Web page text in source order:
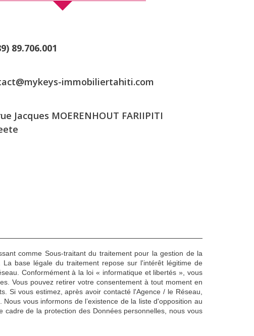
89.706.001
immobiliertahiti.com
Jacques MOERENHOUT FARIIPITI
comme Sous-traitant du traitement pour la gestion de la
base légale du traitement repose sur l'intérêt légitime de
Conformément à la loi « informatique et libertés », vous
Vous pouvez retirer votre consentement à tout moment en
Si vous estimez, après avoir contacté l'Agence / le Réseau,
vous informons de l’existence de la liste d'opposition au
cadre de la protection des Données personnelles, nous vous